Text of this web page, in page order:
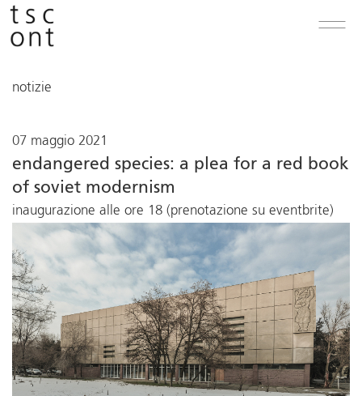
notizie
07 maggio 2021
endangered species: a plea for a red book
of soviet modernism
inaugurazione alle ore 18 (prenotazione su eventbrite)